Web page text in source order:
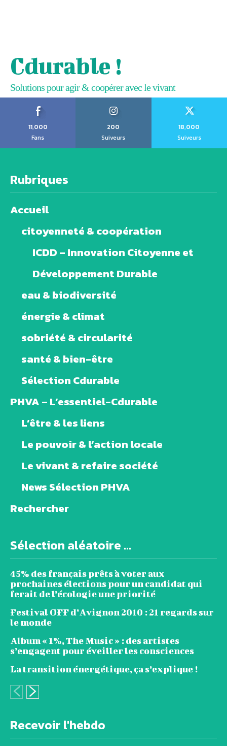
Cdurable !
Solutions pour agir & coopérer avec le vivant
11,000
Fans
200
Suiveurs
18,000
Suiveurs
Rubriques
Accueil
citoyenneté & coopération
ICDD – Innovation Citoyenne et
Développement Durable
eau & biodiversité
énergie & climat
sobriété & circularité
santé & bien-être
Sélection Cdurable
PHVA – L’essentiel-Cdurable
L’être & les liens
Le pouvoir & l’action locale
Le vivant & refaire société
News Sélection PHVA
Rechercher
Sélection aléatoire ...
45% des français prêts à voter aux
prochaines élections pour un candidat qui
ferait de l’écologie une priorité
Festival OFF d’Avignon 2010 : 21 regards sur
le monde
Album « 1%, The Music » : des artistes
s’engagent pour éveiller les consciences
La transition énergétique, ça s’explique !
Recevoir l'hebdo